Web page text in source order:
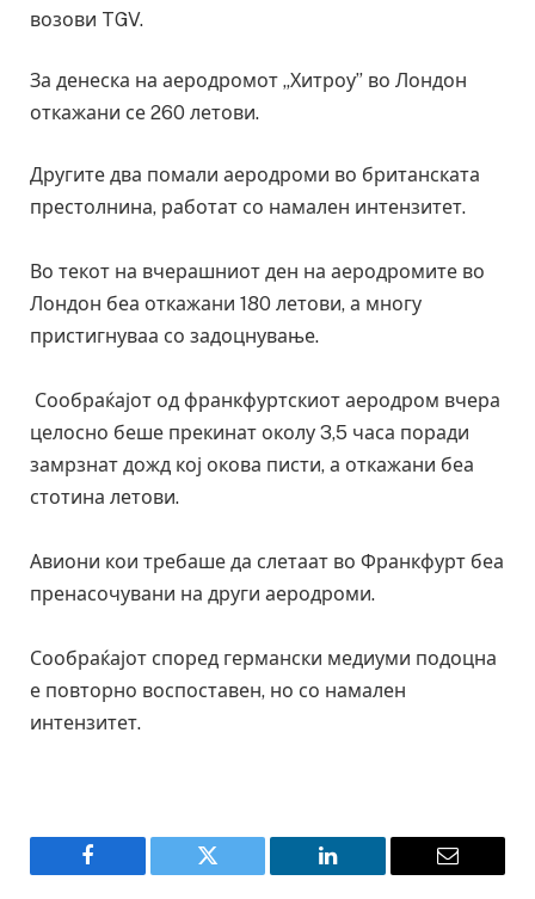
возови TGV.
За денеска на аеродромот „Хитроу” во Лондон
откажани се 260 летови.
Другите два помали аеродроми во британската
престолнина, работат со намален интензитет.
Во текот на вчерашниот ден на аеродромите во
Лондон беа откажани 180 летови, а многу
пристигнуваа со задоцнување.
Сообраќајот од франкфуртскиот аеродром вчера
целосно беше прекинат околу 3,5 часа поради
замрзнат дожд кој окова писти, а откажани беа
стотина летови.
Авиони кои требаше да слетаат во Франкфурт беа
пренасочувани на други аеродроми.
Сообраќајот според германски медиуми подоцна
е повторно воспоставен, но со намален
интензитет.
Facebook Twitter LinkedIn Email